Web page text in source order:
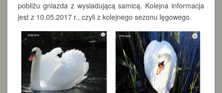
pobliżu gniazda z wysiadującą samicą. Kolejna informacja
jest z 10.05.2017 r., czyli z kolejnego sezonu lęgowego.